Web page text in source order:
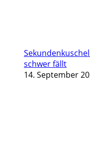
schwer fällt
14. September